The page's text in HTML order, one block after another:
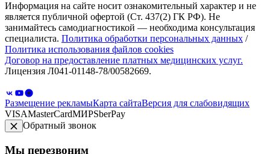
Информация на сайте носит ознакомительный характер и не
является публичной офертой (Ст. 437(2) ГК РФ). Не
занимайтесь самодиагностикой — необходима консультация
специалиста. Политика обработки персональных данных /
Политика использования файлов cookies
Договор на предоставление платных медицинских услуг.
Лицензия Л041-01148-78/00582669.
Размещение рекламыКарта сайтаВерсия для слабовидящих
VISAMasterCardМИРSberPay
Обратный звонок
Мы перезвоним